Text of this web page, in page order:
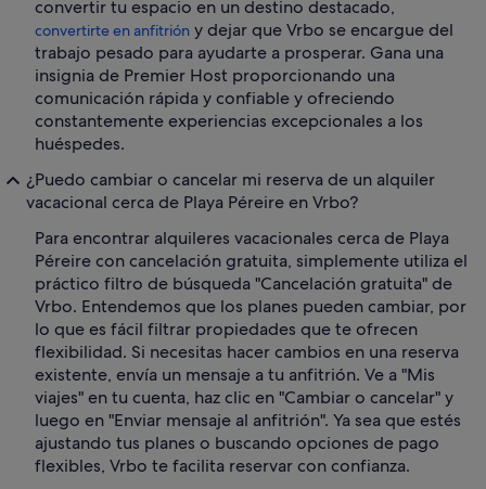
convertir tu espacio en un destino destacado,
convertirte en anfitrión y dejar que Vrbo se encargue del
trabajo pesado para ayudarte a prosperar. Gana una
insignia de Premier Host proporcionando una
comunicación rápida y confiable y ofreciendo
constantemente experiencias excepcionales a los
huéspedes.
¿Puedo cambiar o cancelar mi reserva de un alquiler
vacacional cerca de Playa Péreire en Vrbo?
Para encontrar alquileres vacacionales cerca de Playa
Péreire con cancelación gratuita, simplemente utiliza el
práctico filtro de búsqueda "Cancelación gratuita" de
Vrbo. Entendemos que los planes pueden cambiar, por
lo que es fácil filtrar propiedades que te ofrecen
flexibilidad. Si necesitas hacer cambios en una reserva
existente, envía un mensaje a tu anfitrión. Ve a "Mis
viajes" en tu cuenta, haz clic en "Cambiar o cancelar" y
luego en "Enviar mensaje al anfitrión". Ya sea que estés
ajustando tus planes o buscando opciones de pago
flexibles, Vrbo te facilita reservar con confianza.